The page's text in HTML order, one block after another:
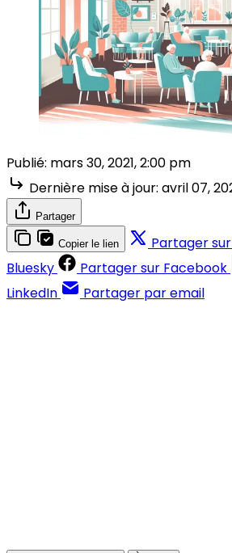
Publié: mars 30, 2021, 2:00 pm
Dernière mise à jour: avril 07,
Partager
Copier le lien Partager sur
Bluesky
Partager sur Facebook
LinkedIn
Partager par email